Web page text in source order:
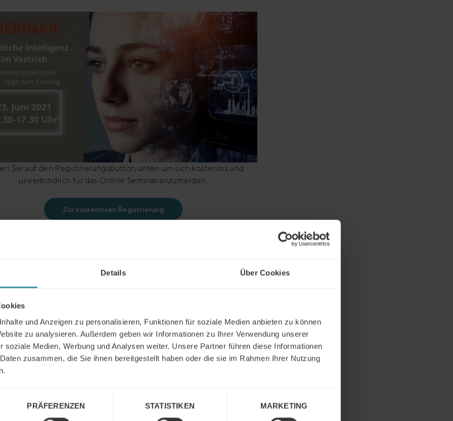
Details Über Cookies
und Anzeigen zu personalisieren, Funktionen für soziale Medien anbieten zu können
zu analysieren. Außerdem geben wir Informationen zu Ihrer Verwendung unserer
soziale Medien, Werbung und Analysen weiter. Unsere Partner führen diese Informationen
zusammen, die Sie ihnen bereitgestellt haben oder die sie im Rahmen Ihrer Nutzung
PRÄFERENZEN STATISTIKEN MARKETING
Sie auf den Registrierungsbutton unten um sich kostenlos und
unverbindlich für das Online Seminar anzumelden.
Zur kostenlosen Registrierung
David Kirchmann
Head of Market Development
Schreiben Sie uns eine E-Mail
Marcus Redemann